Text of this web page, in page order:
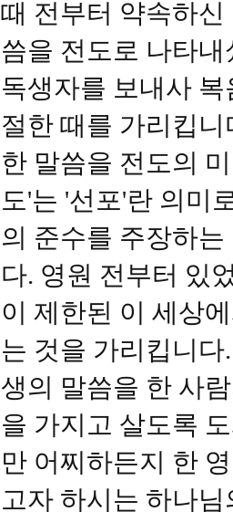
때 전부터 약속하
씀을 전도로 나타내
독생자를 보내사
절한 때를 가리킵
한 말씀을 전도의
도'는 '선포'란 의미
의 준수를 주장하
다. 영원 전부터 있
이 제한된 이 세상
는 것을 가리킵니
생의 말씀을 한 사
을 가지고 살도록
만 어찌하든지 한
고자 하시는 하나